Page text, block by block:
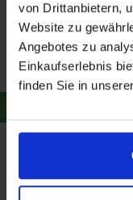
von Drittanbietern,
Website zu
Angebotes zu
Einkaufserlebnis
finden Sie in
Harley
Reifendruck-
geprägten
75110-98B
37,12 €
36,01 €
Merken